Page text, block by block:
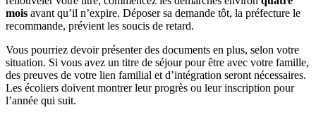
mois avant qu’il n’expire. Déposer sa demande tôt, la préfecture le
recommande, prévient les soucis de retard.
Vous pourriez devoir présenter des documents en plus, selon votre
situation. Si vous avez un titre de séjour pour être avec votre famille,
des preuves de votre lien familial et d’intégration seront nécessaires.
Les écoliers doivent montrer leur progrès ou leur inscription pour
l’année qui suit.